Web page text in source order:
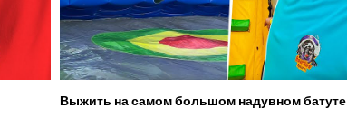
Выжить на самом большом надувном батуте